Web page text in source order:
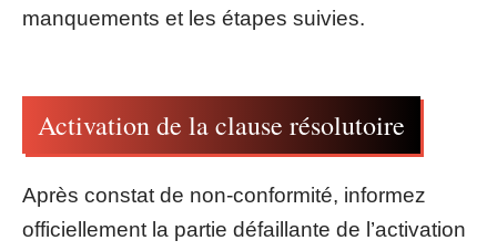
manquements et les étapes suivies.
Activation de la clause résolutoire
Après constat de non-conformité, informez
officiellement la partie défaillante de l’activation